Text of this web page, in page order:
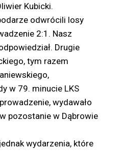
Kubicki.
odwrócili losy
2:1. Nasz
Drugie
tym razem
w 79. minucie LKS
wydawało
pozostanie w Dąbrowie
wydarzenia, które